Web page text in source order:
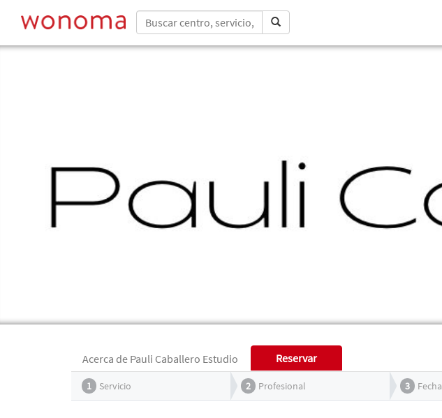
Acerca de Pauli Caballero Estudio Reservar
1 Servicio 2 Profesional 3 Fecha